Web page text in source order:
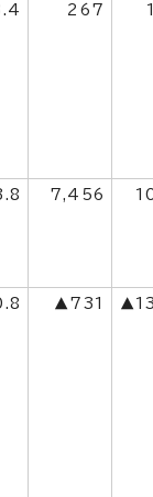
267
7,456
▲731